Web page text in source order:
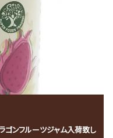
ゴンフルーツジャム入荷致し